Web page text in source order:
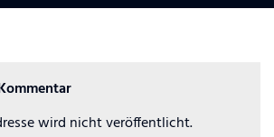
wird nicht veröffentlicht.